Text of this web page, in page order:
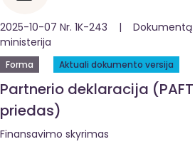
2025-10-07 Nr. 1K-243 | Dokumentą
ministerija
Forma Aktuali dokumento versija
Partnerio deklaracija (PAFT
priedas)
Finansavimo skyrimas